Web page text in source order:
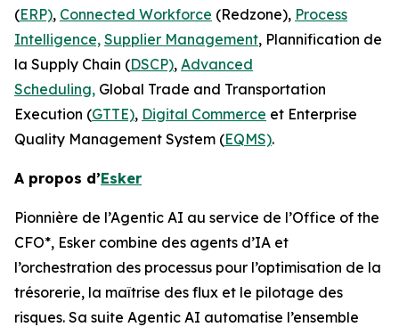
(ERP), Connected Workforce (Redzone), Process
Intelligence, Supplier Management, Plannification de
la Supply Chain (DSCP), Advanced
Scheduling, Global Trade and Transportation
Execution (GTTE), Digital Commerce et Enterprise
Quality Management System (EQMS).
A propos d’Esker
Pionnière de l’Agentic AI au service de l’Office of the
CFO*, Esker combine des agents d’IA et
l’orchestration des processus pour l’optimisation de la
trésorerie, la maîtrise des flux et le pilotage des
risques. Sa suite Agentic AI automatise l’ensemble